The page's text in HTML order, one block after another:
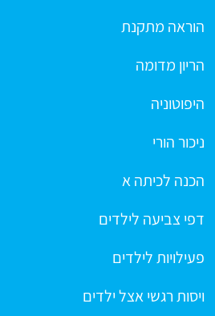
הוראה מתקנת
הריון מדומה
היפוטוניה
ניכור הורי
הכנה לכיתה א
דפי צביעה לילדים
פעילויות לילדים
ויסות רגשי אצל ילדים